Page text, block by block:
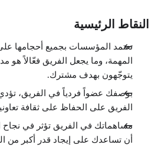
النقاط الرئيسية
تعتمد المؤسسات بجميع أحجامها على
المهمة، وما يجعل الفريق فعّالاً هو
يتوجّهون بهدف مشترك.
بوصفك عضواً فردياً في الفريق،
الفريق على الحفاظ على ثقافة
مساهماتك في الفريق تؤثر في
أن تساعدك على إيجاد قدر أكبر من